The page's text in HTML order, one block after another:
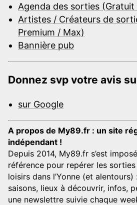
Agenda des sorties (Gratuit
Artistes / Créateurs de
Premium / Max)
Bannière pub
Donnez svp votre avis
sur Google
A propos de My89.fr : un site
indépendant !
Depuis 2014, My89.fr s’est
référence pour repérer les
loisirs dans l’Yonne (et
saisons, lieux à découvrir, infos,
une newslettre suivie chaque